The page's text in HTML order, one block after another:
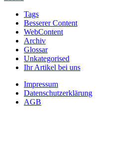
Tags
Besserer Content
WebContent
Archiv
Glossar
Unkategorised
Ihr Artikel bei uns
Impressum
Datenschutzerklärung
AGB